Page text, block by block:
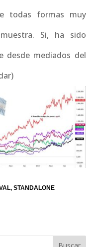
todas formas muy
Si, ha sido
desde mediados del
STANDALONE